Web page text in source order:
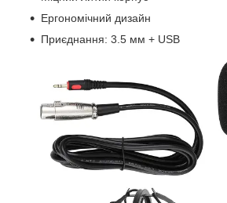
Ергономічний дизайн
Приєднання: 3.5 мм + USB